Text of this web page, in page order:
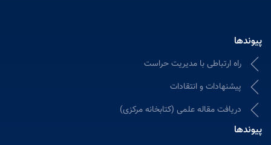
پیوندها
راه ارتباطی با مدیریت حراست
پیشنهادات و انتقادات
دریافت مقاله علمی (کتابخانه مرکزی)
پیوندها